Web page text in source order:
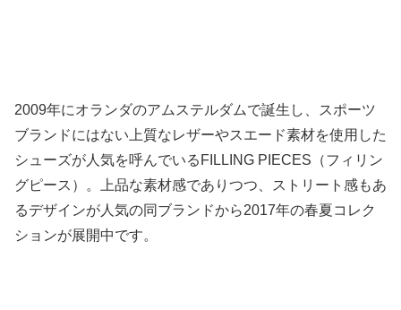
2009年にオランダのアムステルダムで誕生し、スポーツ
ブランドにはない上質なレザーやスエード素材を使用した
シューズが人気を呼んでいるFILLING PIECES（フィリン
グピース）。上品な素材感でありつつ、ストリート感もあ
るデザインが人気の同ブランドから2017年の春夏コレク
ションが展開中です。